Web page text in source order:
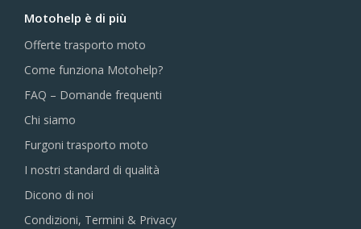
Motohelp è di più
Offerte trasporto moto
Come funziona Motohelp?
FAQ – Domande frequenti
Chi siamo
Furgoni trasporto moto
I nostri standard di qualità
Dicono di noi
Condizioni, Termini & Privacy